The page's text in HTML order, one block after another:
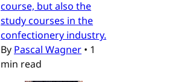
course, but also the
study courses in the
confectionery industry.
By Pascal Wagner • 1
min read